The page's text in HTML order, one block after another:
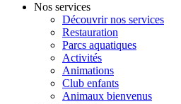
Nos services
Découvrir nos services
Restauration
Parcs aquatiques
Activités
Animations
Club enfants
Animaux bienvenus